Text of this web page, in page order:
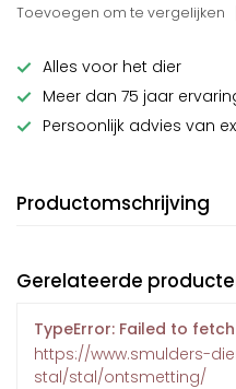
Toevoegen om te vergelijken
Alles voor het dier
Meer dan 75 jaar
Persoonlijk advies van
Productomschrijving
Gerelateerde
TypeError: Failed to fetch
https://www.smulders-
stal/stal/ontsmetting/